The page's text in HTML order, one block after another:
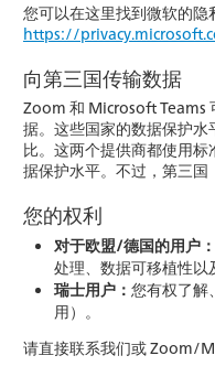
您可以在这里找到微软的隐
https://
向第三国传输数据
Zoom 和 Microsoft Teams
据。这些国家的数据保护水
比。这两个提供商都使用
据保护水平。不过，第三国
您的权利
对于欧盟/德国的用户：
处理、数据可移植性以
瑞士用户： 您有权了解
用）。
请直接联系我们或 Zoom/